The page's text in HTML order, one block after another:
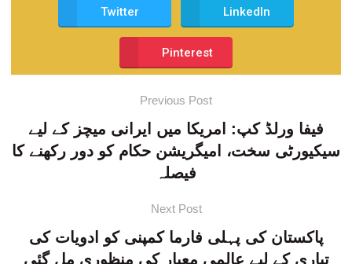
Twitter LinkedIn
Pinterest
Previous Post
فیفا ورلڈ کپ: امریکا میں ایرانی میچز کے لیے
سیکیورٹی سخت، امیگریشن حکام کو دور رکھنے کا
فیصلہ
Next Post
پاکستان کی پہلی فارما کمپنی کو ادویات کی
تیاری کے لیے عالمی معیار کی منظوری مل گئی